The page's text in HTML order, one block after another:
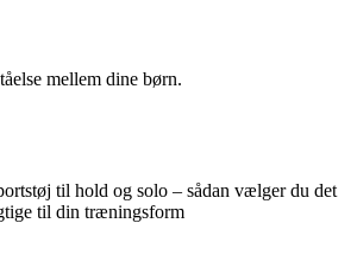
mellem dine børn.
til hold og solo – sådan vælger du det
til din træningsform